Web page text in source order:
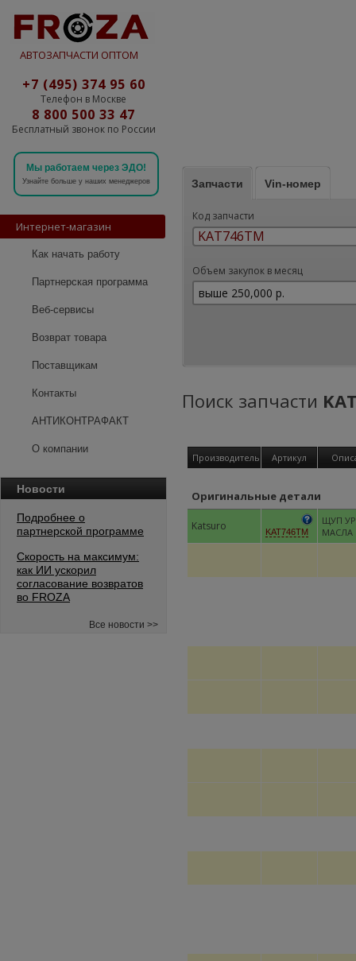
АВТОЗАПЧАСТИ ОПТОМ
+7 (495) 374 95 60
Телефон в Москве
8 800 500 33 47
Бесплатный звонок по России
Мы работаем через ЭДО!
Узнайте больше у наших менеджеров
Интернет-магазин
Как начать работу
Партнерская программа
Веб-сервисы
Возврат товара
Поставщикам
Контакты
АНТИКОНТРАФАКТ
О компании
Новости
Подробнее о
партнерской программе
Скорость на максимум:
как ИИ ускорил
согласование возвратов
во FROZA
Все новости >>
Запчасти Vin-номер
Код запчасти
Объем закупок в месяц
Поиск запчасти
Производитель Артикул
Оригинальные детали
Katsuro KAT746TM
ЩУП
МАСЛА